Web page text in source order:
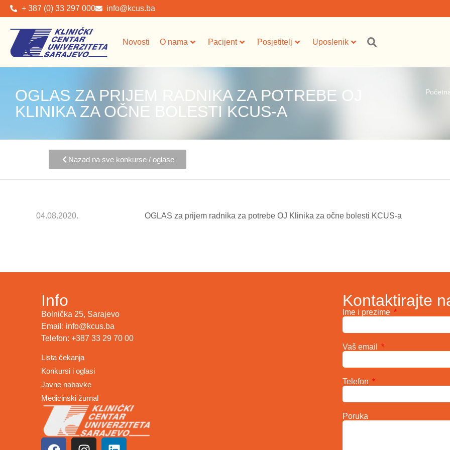
+ 387 (0) 33 297 000 info@kcus.ba
Novosti O nama Pacijent Posjetitelj Uposlenik
OGLAS ZA PRIJEM RADNIKA ZA POTREBE OJ
KLINIKA ZA OČNE BOLESTI KCUS-A
Nazad na sve konkurse / oglase
04.08.2020. OGLAS za prijem radnika za potrebe OJ Klinika za očne bolesti KCUS-a
Info
Bolnička 25, Sarajevo
Email: info@kcus.ba
Telefon: +387 33 29 70 00
Lista čekanja
Konkursi i oglasi
Javne nabavke
Medicinski žurnal
Kontaktirajte
Ime i prezime
Vaš email
Telefon
Poruka